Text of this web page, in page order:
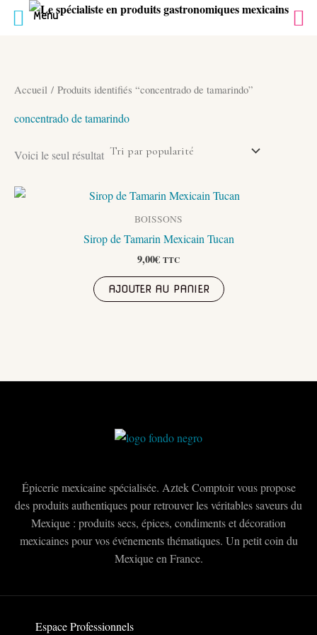
Accueil / Produits identifiés “concentrado de tamarindo”
concentrado de tamarindo
Voici le seul résultat
BOISSONS
Sirop de Tamarin Mexicain Tucan
9,00€ TTC
AJOUTER AU PANIER
Épicerie mexicaine spécialisée. Aztek Comptoir vous propose
des produits authentiques pour retrouver les véritables saveurs du
Mexique : produits secs, épices, condiments et décoration
mexicaines pour vos événements thématiques. Un petit coin du
Mexique en France.
Espace Professionnels
Menu